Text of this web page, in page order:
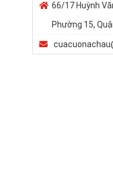
66/17 Huỳnh
Phường 15,